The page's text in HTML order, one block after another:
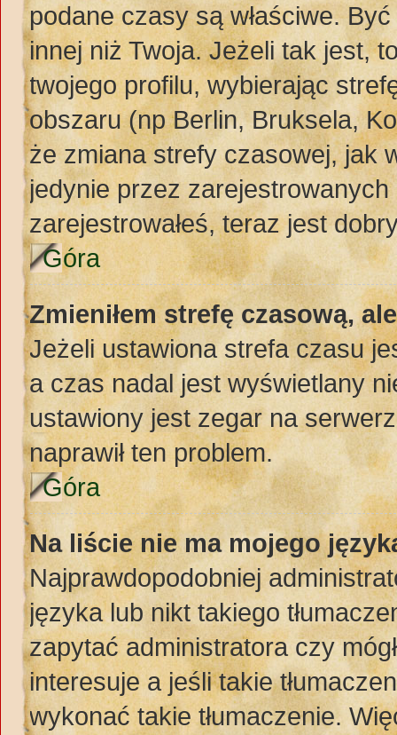
podane czasy są właściwe.
innej niż Twoja. Jeżeli tak jest,
twojego profilu, wybierając
obszaru (np Berlin, Bruksela,
że zmiana strefy czasowej, jak
jedynie przez
zarejestrowałeś, teraz jest
Góra
Zmieniłem strefę czasową,
Jeżeli ustawiona strefa czasu
a czas nadal jest wyświetlany
ustawiony jest zegar na
naprawił ten problem.
Góra
Na liście nie ma mojego
Najprawdopodobniej
języka lub nikt takiego
zapytać administratora czy
interesuje a jeśli takie
wykonać takie tłumaczenie.